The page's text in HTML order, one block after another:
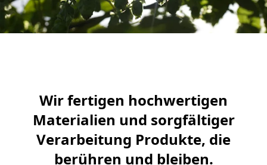
Wir fertigen hochwertigen
Materialien und sorgfältiger
Verarbeitung Produkte, die
berühren und bleiben.